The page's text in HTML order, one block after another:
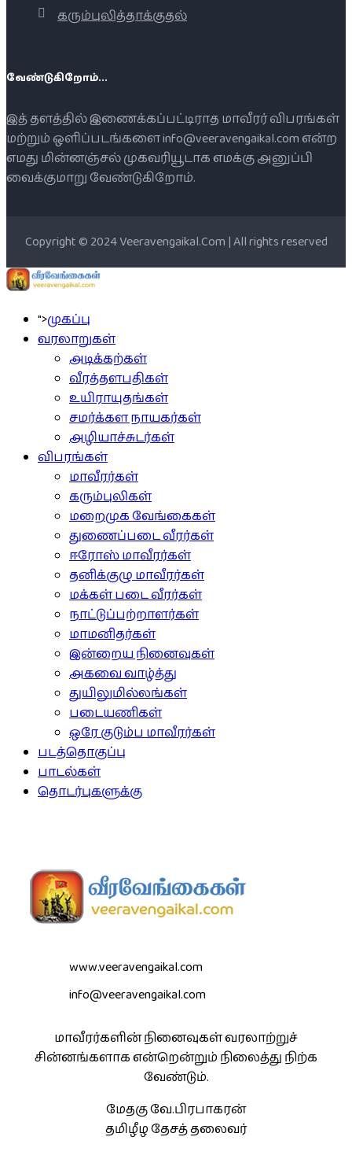
கரும்புலித்தாக்குதல்
வேண்டுகிறோம்...
இத் தளத்தில் இணைக்கப்பட்டிராத மாவீரர் விபரங்கள்
மற்றும் ஒளிப்படங்களை info@veeravengaikal.com என்ற
எமது மின்னஞ்சல் முகவரியூடாக எமக்கு அனுப்பி
வைக்குமாறு வேண்டுகிறோம்.
Copyright © 2024 Veeravengaikal.Com | All rights reserved
">முகப்பு
வரலாறுகள்
அடிக்கற்கள்
வீரத்தளபதிகள்
உயிராயுதங்கள்
சமர்க்கள நாயகர்கள்
அழியாச்சுடர்கள்
விபரங்கள்
மாவீரர்கள்
கரும்புலிகள்
மறைமுக வேங்கைகள்
துணைப்படை வீரர்கள்
ஈரோஸ் மாவீரர்கள்
தனிக்குழு மாவீரர்கள்
மக்கள் படை வீரர்கள்
நாட்டுப்பற்றாளர்கள்
மாமனிதர்கள்
இன்றைய நினைவுகள்
அகவை வாழ்த்து
துயிலுமில்லங்கள்
படையணிகள்
ஒரே குடும்ப மாவீரர்கள்
படத்தொகுப்பு
பாடல்கள்
தொடர்புகளுக்கு
www.veeravengaikal.com
info@veeravengaikal.com
மாவீரர்களின் நினைவுகள் வரலாற்றுச்
சின்னங்களாக என்றென்றும் நிலைத்து நிற்க
வேண்டும்.
மேதகு வே.பிரபாகரன்
தமிழீழ தேசத் தலைவர்